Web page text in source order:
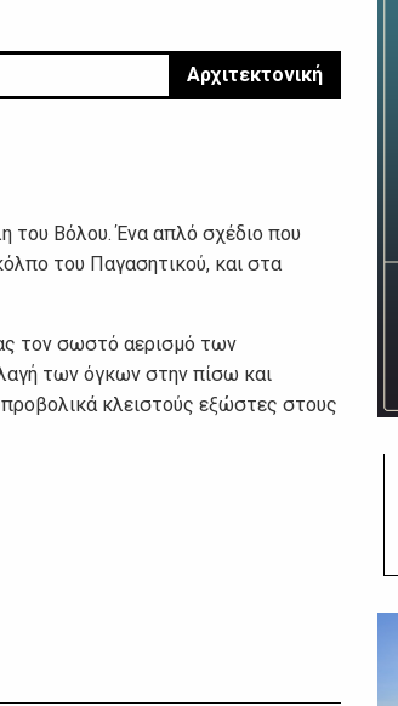
Αρχιτεκτονική
του Βόλου. Ένα απλό σχέδιο που
του Παγασητικού, και στα
τον σωστό αερισμό των
των όγκων στην πίσω και
κλειστούς εξώστες στους